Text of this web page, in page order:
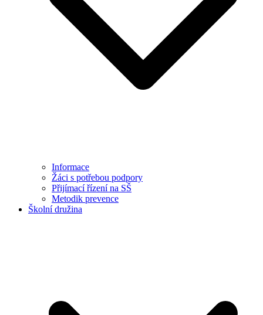
Informace
Žáci s potřebou podpory
Přijímací řízení na SŠ
Metodik prevence
Školní družina